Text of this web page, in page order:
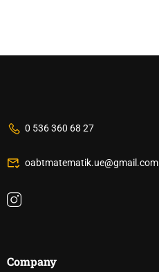
0 536 360 68 27
oabtmatematik.ue@gmail.com
Company